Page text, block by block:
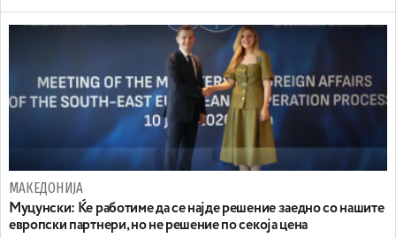
МАКЕДОНИЈА
Муцунски: Ќе работиме да се најде решение заедно со нашите
европски партнери, но не решение по секоја цена